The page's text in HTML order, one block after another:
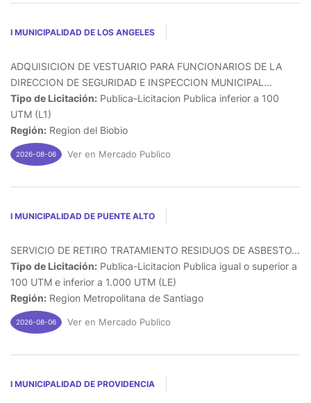
I MUNICIPALIDAD DE LOS ANGELES
ADQUISICION DE VESTUARIO PARA FUNCIONARIOS DE LA
DIRECCION DE SEGURIDAD E INSPECCION MUNICIPAL...
Tipo de Licitación: Publica-Licitacion Publica inferior a 100
UTM (L1)
Región: Region del Biobio
2026-08-06 Ver en Mercado Publico
I MUNICIPALIDAD DE PUENTE ALTO
SERVICIO DE RETIRO TRATAMIENTO RESIDUOS DE ASBESTO...
Tipo de Licitación: Publica-Licitacion Publica igual o superior a
100 UTM e inferior a 1.000 UTM (LE)
Región: Region Metropolitana de Santiago
2026-08-06 Ver en Mercado Publico
I MUNICIPALIDAD DE PROVIDENCIA